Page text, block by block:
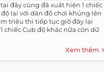
đây cũng đã xuất hiện 1 chiếc
lại với dàn đồ chơi khủng lên
triệu thì tiếp tục giờ đây lại
chiếc Cub độ khác nữa còn dữ
Xem thêm